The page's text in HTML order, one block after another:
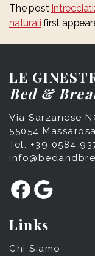
The post
naturali first
LE
Bed &
Via Sarzanese
55054
Tel: +39 0584
Facebook Google
Links
Chi Siamo